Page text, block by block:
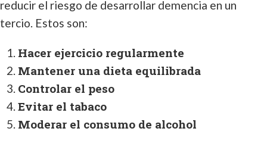
reducir el riesgo de desarrollar demencia en un
tercio. Estos son:
Hacer ejercicio regularmente
Mantener una dieta equilibrada
Controlar el peso
Evitar el tabaco
Moderar el consumo de alcohol